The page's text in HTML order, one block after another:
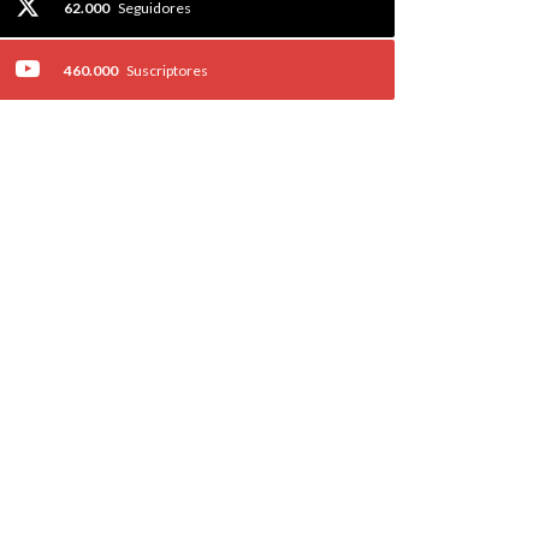
62.000 Seguidores
460.000 Suscriptores